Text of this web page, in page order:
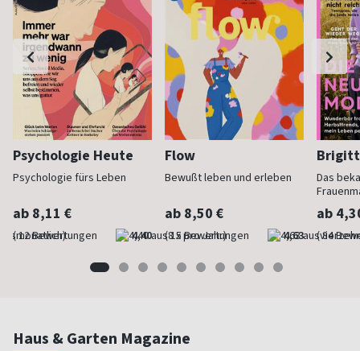
Psychologie Heute
Psychologie fürs Leben
ab 8,11 €
(monatlich) 4,40
Flow
Bewußt leben und erleben
ab 8,50 €
(8 x pro Jahr) 4,63
Das
ab
Haus & Garten Magazine